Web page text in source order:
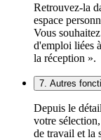
Retrouvez-la
espace
Vous
d'emploi liées
la réception ».
7. Autres
Depuis le
votre
de travail et la